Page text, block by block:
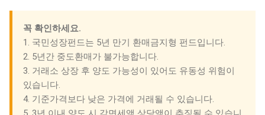
꼭 확인하세요.
1. 국민성장펀드는 5년 만기 환매금지형 펀드입니다.
2. 5년간 중도환매가 불가능합니다.
3. 거래소 상장 후 양도 가능성이 있어도 유동성 위험이
있습니다.
4. 기준가격보다 낮은 가격에 거래될 수 있습니다.